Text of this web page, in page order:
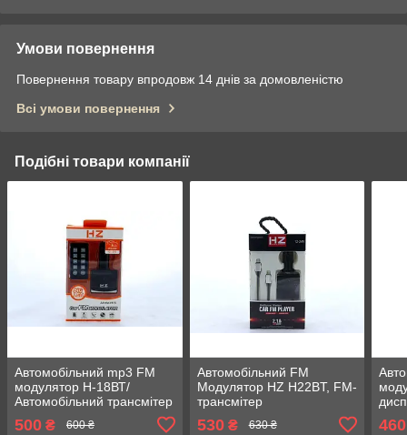
Умови повернення
Повернення товару впродовж 14 днів за домовленістю
Всі умови повернення
Подібні товари компанії
Автомобільний mp3 FM
модулятор H-18ВТ/
Автомобільний трансмітер
500 ₴ 600 ₴
Автомобільний FM
Модулятор HZ H22BT, FM-
трансмітер
530₴ 630 ₴ 460